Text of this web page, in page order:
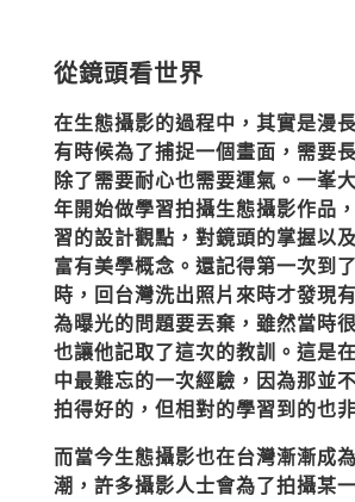
從鏡頭看世界
在生態攝影的過程中，其實是漫
有時候為了捕捉一個畫面，需要
除了需要耐心也需要運氣。一峯
年開始做學習拍攝生態攝影作品
習的設計觀點，對鏡頭的掌握以
富有美學概念。還記得第一次到
時，回台灣洗出照片來時才發現
為曝光的問題要丟棄，雖然當時
也讓他記取了這次的教訓。這是
中最難忘的一次經驗，因為那並
拍得好的，但相對的學習到的也
而當今生態攝影也在台灣漸漸成
潮，許多攝影人士會為了拍攝某